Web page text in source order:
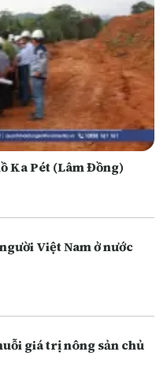
Ka Pét (Lâm Đồng)
Việt Nam ở nước
giá trị nông sản chủ